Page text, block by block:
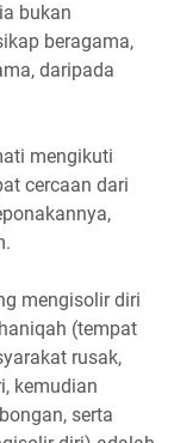
bukan
beragama,
daripada
mengikuti
cercaan dari
mengisolir diri
(tempat
rusak,
kemudian
serta